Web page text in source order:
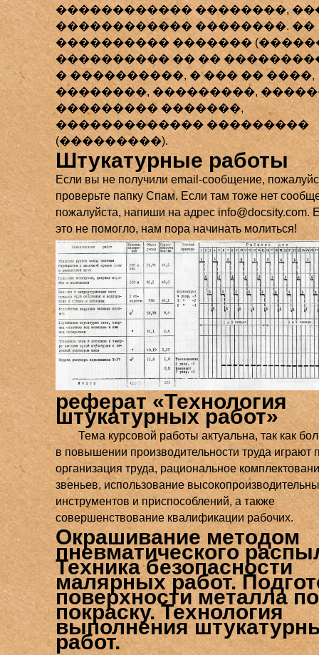
������������ ��������,
������������ ��������. ��
���������� �������
���������� �� ��
� ����������, � ��� �� ����,
��������, ���������,
��������� �������,
������������� ���������
(���������).
Штукатурные работы
Если вы не получили email-сообщение,
проверьте папку Спам. Если там тоже нет
пожалуйста, напиши на адрес info@docsity.com.
это не помогло, нам пора начинать молиться!
реферат «Технология
штукатурных работ»
Тема курсовой работы актуальна, так как
в повышении производительности труда играют
организация труда, рациональное
звеньев, использование
инструментов и приспособлений, а также
совершенствование квалификации рабочих.
Окрашивание методом
пневматического
Техника безопасности
малярных работ.
поверхности металла
покраску. Технология
выполнения
работ.